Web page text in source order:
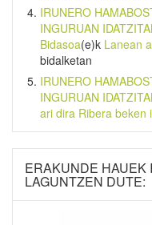
IRUNERO
INGURUAN
Bidasoa(e)k Lanean
bidalketan
IRUNERO
INGURUAN
ari dira Ribera beken
ERAKUNDE HAUEK
LAGUNTZEN DUTE: